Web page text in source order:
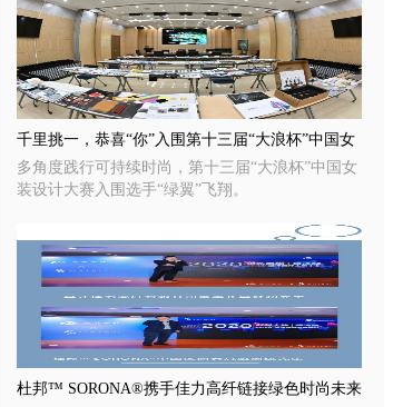
千里挑一，恭喜“你”入围第十三届“大浪杯”中国女
装设计大赛！
多角度践行可持续时尚，第十三届“大浪杯”中国女
装设计大赛入围选手“绿翼”飞翔。
杜邦™ SORONA®携手佳力高纤链接绿色时尚未来